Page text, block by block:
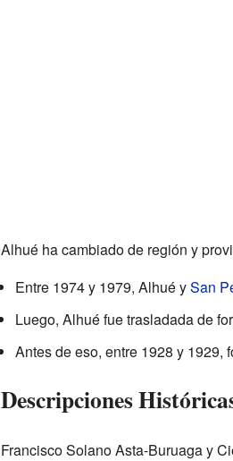
Alhué ha cambiado de región y
Entre 1974 y 1979, Alhué ySan
Luego, Alhué fue trasladada de
Antes de eso, entre 1928 y 1929,
Descripciones
Francisco Solano Asta-Buruaga y